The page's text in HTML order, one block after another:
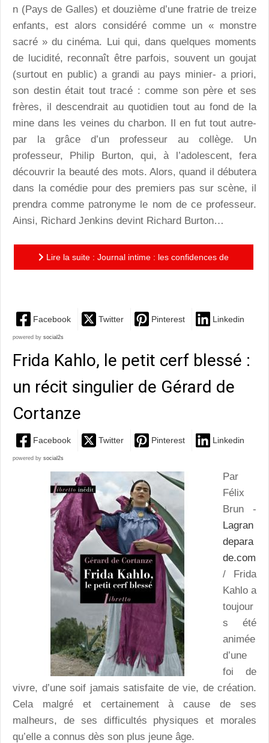
n (Pays de Galles) et douzième d’une fratrie de treize
enfants, est alors considéré comme un « monstre
sacré » du cinéma. Lui qui, dans quelques moments
de lucidité, reconnaît être parfois, souvent un goujat
(surtout en public) a grandi au pays minier- a priori,
son destin était tout tracé : comme son père et ses
frères, il descendrait au quotidien tout au fond de la
mine dans les veines du charbon. Il en fut tout autre-
par la grâce d’un professeur au collège. Un
professeur, Philip Burton, qui, à l’adolescent, fera
découvrir la beauté des mots. Alors, quand il débutera
dans la comédie pour des premiers pas sur scène, il
prendra comme patronyme le nom de ce professeur.
Ainsi, Richard Jenkins devint Richard Burton…
Lire la suite : Journal intime : les confidences de
Facebook Twitter Pinterest Linkedin
powered by social2s
Frida Kahlo, le petit cerf blessé :
un récit singulier de Gérard de
Cortanze
Facebook Twitter Pinterest Linkedin
powered by social2s
Par
Félix
Brun -
Lagran
depara
de.com
/ Frida
Kahlo a
toujour
s été
animée
d’une
foi de
vivre, d’une soif jamais satisfaite de vie, de création.
Cela malgré et certainement à cause de ses
malheurs, de ses difficultés physiques et morales
qu’elle a connus dès son plus jeune âge.